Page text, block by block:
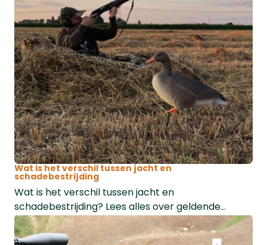
Wat is het verschil tussen jacht en
schadebestrijding
Wat is het verschil tussen jacht en
schadebestrijding? Lees alles over geldende
regels, faunabeheer, rattenbestrijding en de
Nederlandse wetgeving.